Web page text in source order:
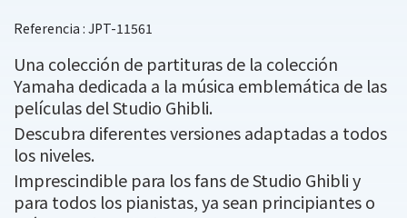
Referencia : JPT-11561
Una colección de partituras de la colección
Yamaha dedicada a la música emblemática de las
películas del Studio Ghibli.
Descubra diferentes versiones adaptadas a todos
los niveles.
Imprescindible para los fans de Studio Ghibli y
para todos los pianistas, ya sean principiantes o